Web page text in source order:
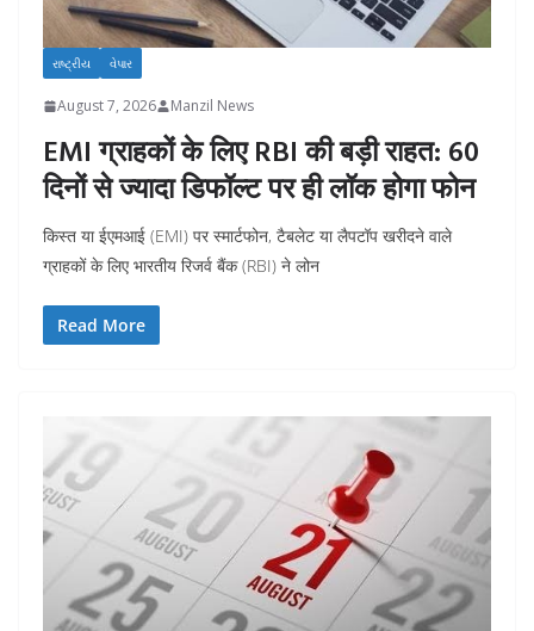
રાષ્ટ્રીય વેપાર
August 7, 2026 Manzil News
EMI ग्राहकों के लिए RBI की बड़ी राहत: 60
दिनों से ज्यादा डिफॉल्ट पर ही लॉक होगा फोन
किस्त या ईएमआई (EMI) पर स्मार्टफोन, टैबलेट या लैपटॉप खरीदने वाले
ग्राहकों के लिए भारतीय रिजर्व बैंक (RBI) ने लोन
Read More